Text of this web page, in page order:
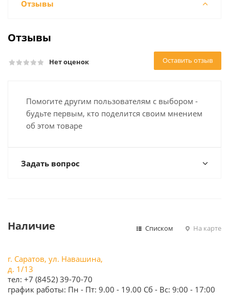
Отзывы
Отзывы
Нет оценок Оставить отзыв
Помогите другим пользователям с выбором -
будьте первым, кто поделится своим мнением
об этом товаре
Задать вопрос
Наличие Списком На карте
г. Саратов, ул. Навашина,
д. 1/13
тел: +7 (8452) 39-70-70
график работы: Пн - Пт: 9.00 - 19.00 Сб - Вс: 9:00 - 17:00